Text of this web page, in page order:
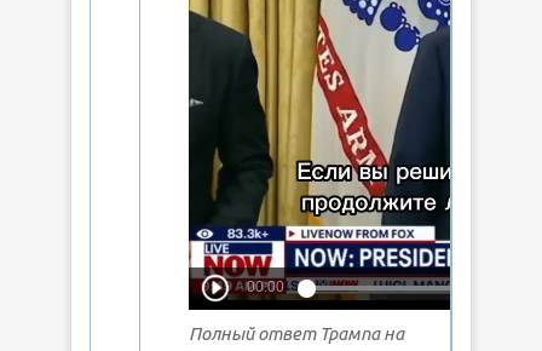
Полный ответ Трампа на